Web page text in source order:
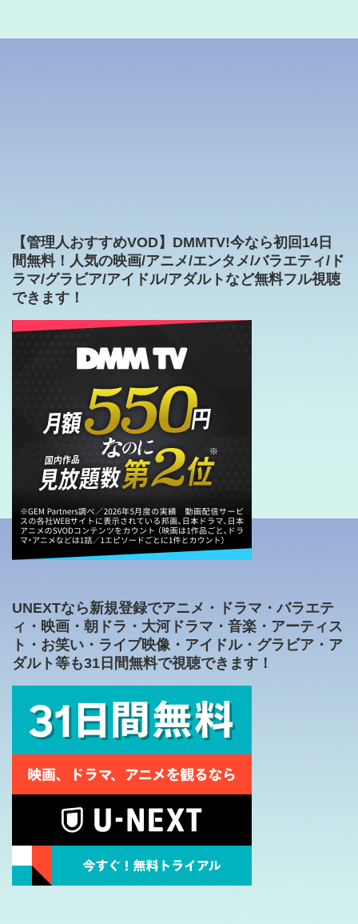
【管理人おすすめVOD】DMMTV!今なら初回14日
間無料！人気の映画/アニメ/エンタメ/バラエティ/ド
ラマ/グラビア/アイドル/アダルトなど無料フル視聴
できます！
UNEXTなら新規登録でアニメ・ドラマ・バラエテ
ィ・映画・朝ドラ・大河ドラマ・音楽・アーティス
ト・お笑い・ライブ映像・アイドル・グラビア・ア
ダルト等も31日間無料で視聴できます！